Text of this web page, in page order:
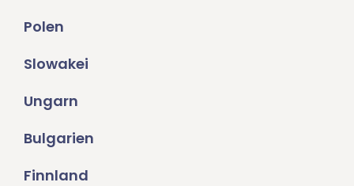
Polen
Slowakei
Ungarn
Bulgarien
Finnland